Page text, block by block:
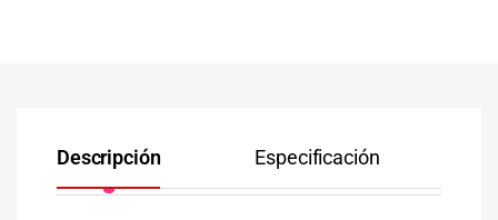
Descripción Especificación